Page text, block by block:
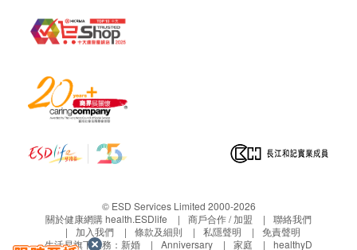
小便蛋白質
小便血
非晶形尿酸鹽
尿酸結晶
小便尿糖
小便紅血球
草酸鈣結晶
小便渾濁度
© ESD Services Limited 2000-2026
關於健康網購 health.ESDlife
商戶合作 / 加盟
聯絡我們
加入我們
條款及細則 私隱聲明
免責聲明
生活易旗下業務： 新婚 Anniversary 家庭 healthyD